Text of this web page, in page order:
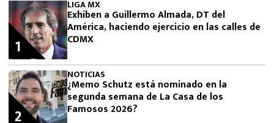
LIGA MX
Exhiben a Guillermo Almada, DT del
América, haciendo ejercicio en las calles de
CDMX
1
NOTICIAS
¿Memo Schutz está nominado en la
segunda semana de La Casa de los
Famosos 2026?
2